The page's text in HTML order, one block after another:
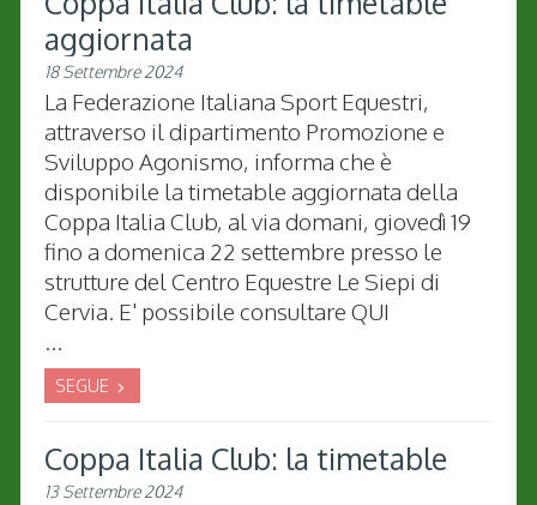
aggiornata
18 Settembre 2024
La Federazione Italiana Sport Equestri,
attraverso il dipartimento Promozione e
Sviluppo Agonismo, informa che è
disponibile la timetable aggiornata della
Coppa Italia Club, al via domani, giovedì 19
fino a domenica 22 settembre presso le
strutture del Centro Equestre Le Siepi di
Cervia. E' possibile consultare QUI
...
SEGUE
Coppa Italia Club: la timetable
13 Settembre 2024